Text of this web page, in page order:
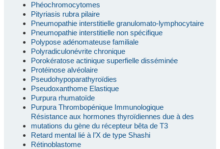
Phéochromocytomes
Pityriasis rubra pilaire
Pneumopathie interstitielle granulomato-lymphocytaire
Pneumopathie interstitielle non spécifique
Polypose adénomateuse familiale
Polyradiculonévrite chronique
Porokératose actinique superfielle disséminée
Protéinose alvéolaire
Pseudohypoparathyroïdies
Pseudoxanthome Elastique
Purpura rhumatoïde
Purpura Thrombopénique Immunologique
Résistance aux hormones thyroïdiennes due à des
mutations du gène du récepteur bêta de T3
Retard mental lié à l’X de type Shashi
Rétinoblastome